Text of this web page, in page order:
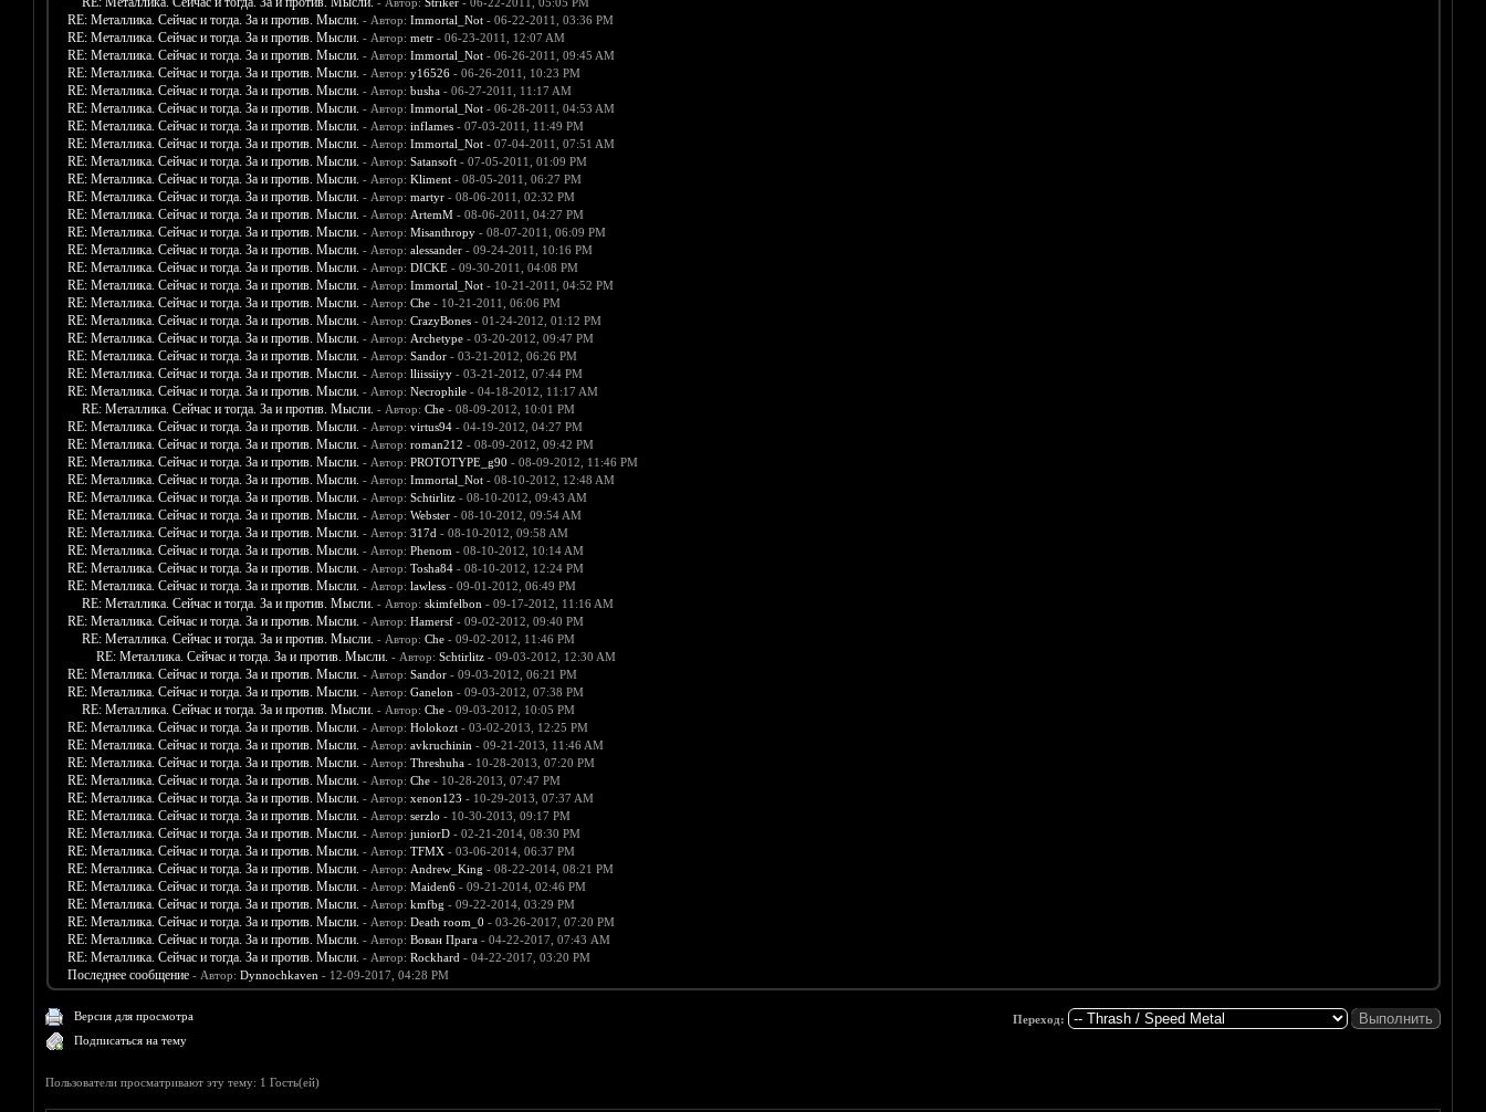
RE: Металлика. Сейчас и тогда. За и против. Мысли. - Автор: Immortal_Not- 06-22-2011, 03:36 PM
RE: Металлика. Сейчас и тогда. За и против. Мысли. - Автор: metr- 06-23-2011, 12:07 AM
RE: Металлика. Сейчас и тогда. За и против. Мысли. - Автор: Immortal_Not- 06-26-2011, 09:45 AM
RE: Металлика. Сейчас и тогда. За и против. Мысли. - Автор: y16526- 06-26-2011, 10:23 PM
RE: Металлика. Сейчас и тогда. За и против. Мысли. - Автор: busha- 06-27-2011, 11:17 AM
RE: Металлика. Сейчас и тогда. За и против. Мысли. - Автор: Immortal_Not- 06-28-2011, 04:53 AM
RE: Металлика. Сейчас и тогда. За и против. Мысли. - Автор: inflames- 07-03-2011, 11:49 PM
RE: Металлика. Сейчас и тогда. За и против. Мысли. - Автор: Immortal_Not- 07-04-2011, 07:51 AM
RE: Металлика. Сейчас и тогда. За и против. Мысли. - Автор: Satansoft- 07-05-2011, 01:09 PM
RE: Металлика. Сейчас и тогда. За и против. Мысли. - Автор: Kliment- 08-05-2011, 06:27 PM
RE: Металлика. Сейчас и тогда. За и против. Мысли. - Автор: martyr- 08-06-2011, 02:32 PM
RE: Металлика. Сейчас и тогда. За и против. Мысли. - Автор: ArtemM- 08-06-2011, 04:27 PM
RE: Металлика. Сейчас и тогда. За и против. Мысли. - Автор: Misanthropy- 08-07-2011, 06:09 PM
RE: Металлика. Сейчас и тогда. За и против. Мысли. - Автор: alessander- 09-24-2011, 10:16 PM
RE: Металлика. Сейчас и тогда. За и против. Мысли. - Автор: DICKE- 09-30-2011, 04:08 PM
RE: Металлика. Сейчас и тогда. За и против. Мысли. - Автор: Immortal_Not- 10-21-2011, 04:52 PM
RE: Металлика. Сейчас и тогда. За и против. Мысли. - Автор: Che- 10-21-2011, 06:06 PM
RE: Металлика. Сейчас и тогда. За и против. Мысли. - Автор: CrazyBones- 01-24-2012, 01:12 PM
RE: Металлика. Сейчас и тогда. За и против. Мысли. - Автор: Archetype- 03-20-2012, 09:47 PM
RE: Металлика. Сейчас и тогда. За и против. Мысли. - Автор: Sandor- 03-21-2012, 06:26 PM
RE: Металлика. Сейчас и тогда. За и против. Мысли. - Автор: lliissiiyy- 03-21-2012, 07:44 PM
RE: Металлика. Сейчас и тогда. За и против. Мысли. - Автор: Necrophile- 04-18-2012, 11:17 AM
RE: Металлика. Сейчас и тогда. За и против. Мысли. - Автор: Che- 08-09-2012, 10:01 PM
RE: Металлика. Сейчас и тогда. За и против. Мысли. - Автор: virtus94- 04-19-2012, 04:27 PM
RE: Металлика. Сейчас и тогда. За и против. Мысли. - Автор: roman212 - 08-09-2012, 09:42 PM
RE: Металлика. Сейчас и тогда. За и против. Мысли. - Автор: PROTOTYPE_g90 - 08-09-2012, 11:46 PM
RE: Металлика. Сейчас и тогда. За и против. Мысли. - Автор: Immortal_Not- 08-10-2012, 12:48 AM
RE: Металлика. Сейчас и тогда. За и против. Мысли. - Автор: Schtirlitz- 08-10-2012, 09:43 AM
RE: Металлика. Сейчас и тогда. За и против. Мысли. - Автор: Webster- 08-10-2012, 09:54 AM
RE: Металлика. Сейчас и тогда. За и против. Мысли. - Автор: 317d - 08-10-2012, 09:58 AM
RE: Металлика. Сейчас и тогда. За и против. Мысли. - Автор: Phenom - 08-10-2012, 10:14 AM
RE: Металлика. Сейчас и тогда. За и против. Мысли. - Автор: Tosha84- 08-10-2012, 12:24 PM
RE: Металлика. Сейчас и тогда. За и против. Мысли. - Автор: lawless- 09-01-2012, 06:49 PM
RE: Металлика. Сейчас и тогда. За и против. Мысли. - Автор: skimfelbon - 09-17-2012, 11:16 AM
RE: Металлика. Сейчас и тогда. За и против. Мысли. - Автор: Hamersf- 09-02-2012, 09:40 PM
RE: Металлика. Сейчас и тогда. За и против. Мысли. - Автор: Che- 09-02-2012, 11:46 PM
RE: Металлика. Сейчас и тогда. За и против. Мысли. - Автор: Schtirlitz- 09-03-2012, 12:30 AM
RE: Металлика. Сейчас и тогда. За и против. Мысли. - Автор: Sandor- 09-03-2012, 06:21 PM
RE: Металлика. Сейчас и тогда. За и против. Мысли. - Автор: Ganelon - 09-03-2012, 07:38 PM
RE: Металлика. Сейчас и тогда. За и против. Мысли. - Автор: Che- 09-03-2012, 10:05 PM
RE: Металлика. Сейчас и тогда. За и против. Мысли. - Автор: Holokozt- 03-02-2013, 12:25 PM
RE: Металлика. Сейчас и тогда. За и против. Мысли. - Автор: avkruchinin - 09-21-2013, 11:46 AM
RE: Металлика. Сейчас и тогда. За и против. Мысли. - Автор: Threshuha- 10-28-2013, 07:20 PM
RE: Металлика. Сейчас и тогда. За и против. Мысли. - Автор: Che- 10-28-2013, 07:47 PM
RE: Металлика. Сейчас и тогда. За и против. Мысли. - Автор: xenon123 - 10-29-2013, 07:37 AM
RE: Металлика. Сейчас и тогда. За и против. Мысли. - Автор: serzlo - 10-30-2013, 09:17 PM
RE: Металлика. Сейчас и тогда. За и против. Мысли. - Автор: juniorD- 02-21-2014, 08:30 PM
RE: Металлика. Сейчас и тогда. За и против. Мысли. - Автор: TFMX- 03-06-2014, 06:37 PM
RE: Металлика. Сейчас и тогда. За и против. Мысли. - Автор: Andrew_King - 08-22-2014, 08:21 PM
RE: Металлика. Сейчас и тогда. За и против. Мысли. - Автор: Maiden6- 09-21-2014, 02:46 PM
RE: Металлика. Сейчас и тогда. За и против. Мысли. - Автор: kmfbg - 09-22-2014, 03:29 PM
RE: Металлика. Сейчас и тогда. За и против. Мысли. - Автор: Death room_0 - 03-26-2017, 07:20 PM
RE: Металлика. Сейчас и тогда. За и против. Мысли. - Автор: Вован Прага- 04-22-2017, 07:43 AM
RE: Металлика. Сейчас и тогда. За и против. Мысли. - Автор: Rockhard - 04-22-2017, 03:20 PM
Последнее сообщение - Автор: Dynnochkaven - 12-09-2017, 04:28 PM
Версия для просмотра
Подписаться на тему
Переход:
Пользователи просматривают эту тему: 1 Гость(ей)